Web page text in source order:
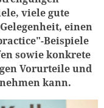
viele gute
einen
Beispiele
sowie konkrete
Vorurteile und
kann.